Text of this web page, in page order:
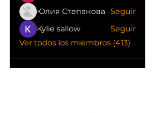
Юлия Степанова
Seguir
Kylie sallow
Seguir
Ver todos los miembros (413)